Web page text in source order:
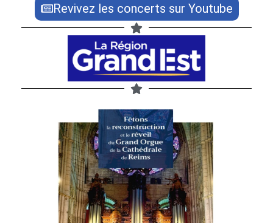
Revivez les concerts sur Youtube